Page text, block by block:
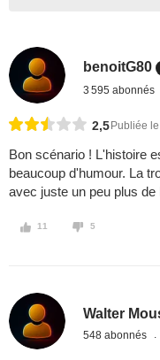
benoitG80
3 595 abonnés
2,5 Publiée
Bon scénario ! L'histoire
beaucoup d'humour. La
avec juste un peu plus
11 5
Walter
548 abonnés